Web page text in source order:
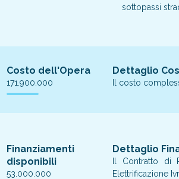
sottopassi
Costo dell'Opera
171.900.000
Dettaglio
Il costo
Finanziamenti
disponibili
53.000.000
Dettaglio
Il Contratto di
Elettrificazione